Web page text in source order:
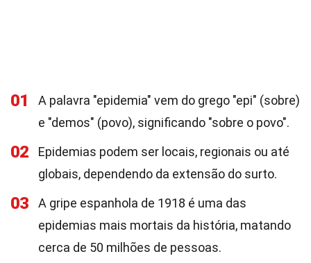
01
A palavra "epidemia" vem do grego "epi" (sobre)
e "demos" (povo), significando "sobre o povo".
02
Epidemias podem ser locais, regionais ou até
globais, dependendo da extensão do surto.
03
A gripe espanhola de 1918 é uma das
epidemias mais mortais da história, matando
cerca de 50 milhões de pessoas.